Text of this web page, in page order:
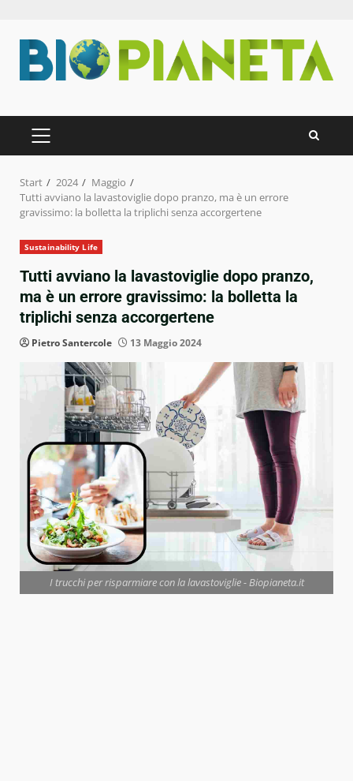
Inhalt
springen
PRIMÄRES
MENÜ
Start 2024
Maggio
Tutti avviano la lavastoviglie dopo pranzo, ma è un errore
gravissimo: la bolletta la triplichi senza accorgertene
Sustainability Life
Tutti avviano la lavastoviglie dopo pranzo,
ma è un errore gravissimo: la bolletta la
triplichi senza accorgertene
Pietro Santercole 13 Maggio 2024
I trucchi per risparmiare con la lavastoviglie - Biopianeta.it